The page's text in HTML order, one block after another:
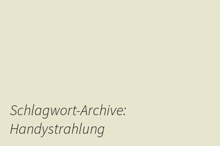
Schlagwort-Archive:
Handystrahlung